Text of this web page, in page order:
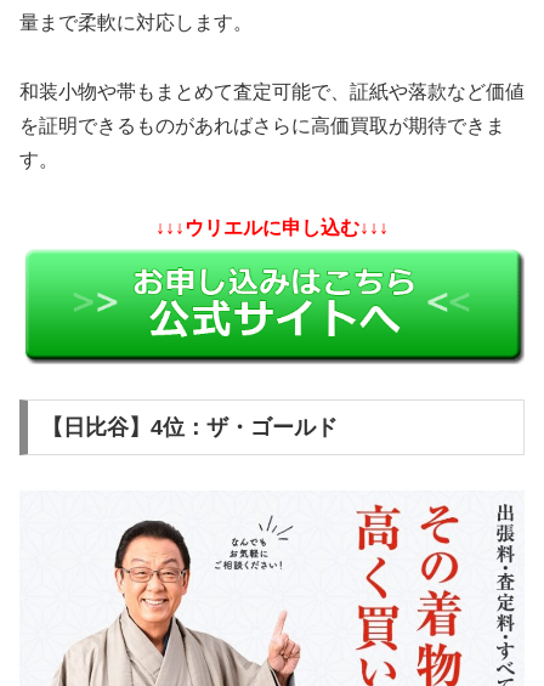
量まで柔軟に対応します。
和装小物や帯もまとめて査定可能で、証紙や落款など価値
を証明できるものがあればさらに高価買取が期待できま
す。
↓↓↓ウリエルに申し込む↓↓↓
【日比谷】4位：ザ・ゴールド